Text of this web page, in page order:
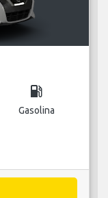
local_gas_station
Gasolina